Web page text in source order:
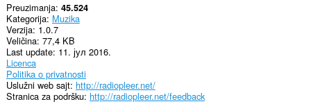
Preuzimanja 45.524
Kategorija Muzika
Verzija 1.0.7
Veličina 77,4 KB
Last update 11. јул 2016.
Licenca
Politika o privatnosti
Uslužni web sajt http://radiopleer.net/
Stranica za podršku http://radiopleer.net/feedback